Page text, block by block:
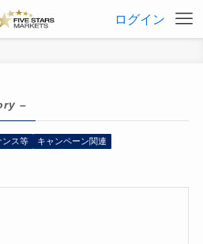
ログイン
–
ンス等 キャンペーン関連